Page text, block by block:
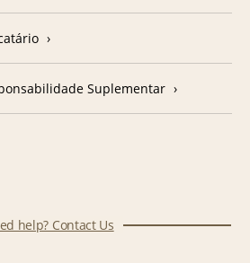
Suplementar
help? Contact Us